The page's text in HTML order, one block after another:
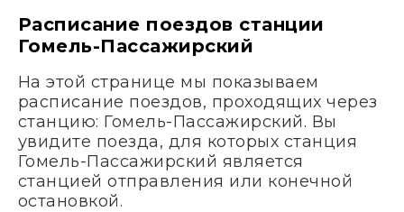
Расписание поездов станции
Гомель-Пассажирский
На этой странице мы показываем
расписание поездов, проходящих через
станцию: Гомель-Пассажирский. Вы
увидите поезда, для которых станция
Гомель-Пассажирский является
станцией отправления или конечной
остановкой.